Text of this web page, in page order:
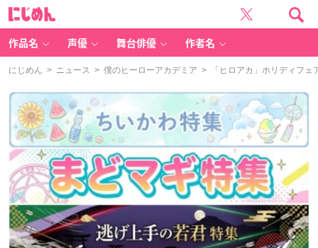
作品名 声優 舞台俳優 作者名
にじめん > ニュース > 僕のヒーローアカデミア > 「ヒロアカ」ホリディフェ